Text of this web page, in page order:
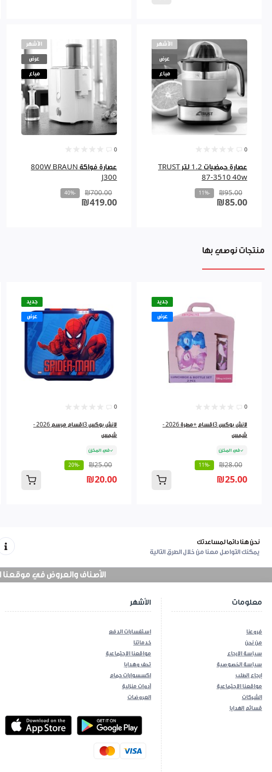
الأشهر
عرض
مباع
0
عصارة حمضيات 1.2 لتر TRUST
87-3510 40w
₪95.00
-11%
₪85.00
الأشهر
عرض
مباع
0
عصارة فواكة 800W BRAUN
J300
₪700.00
-40%
₪419.00
منتجات نوصي بها
جديد
عرض
0
لانش بوكس 3اقسام +مطرة 2026 -
شمس
في المخزن
₪28.00
-11%
₪25.00
جديد
عرض
0
لانش بوكس 3اقسام مرسم 2026 -
شمس
في المخزن
₪25.00
-20%
₪20.00
نحن هنا دائما لمساعدتك
يمكنك التواصل معنا من خلال الطرق التالية
الأصناف والعروض في موقعنا
الأشهر
استفسارات الدفع
خدماتنا
مواقعنا الاجتماعية
تحف وهدايا
اكسسوارات حمام
أدوات منزلية
العروضات
ios App Android App
معلومات
فروعنا
من نحن
سياسة الارجاع
سياسة الخصوصية
إرجاع الطلب
مواقعنا الاجتماعية
الشركات
قسائم الهدايا